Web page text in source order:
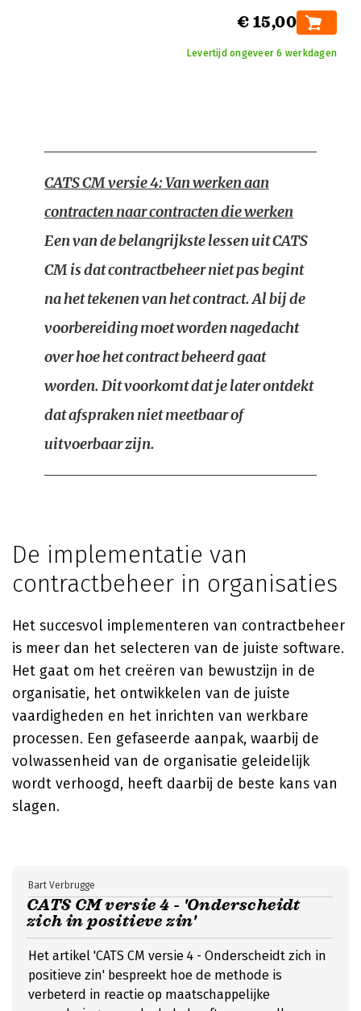
€ 15,00
Levertijd ongeveer 6 werkdagen
CATS CM versie 4: Van werken aan
contracten naar contracten die werken
Een van de belangrijkste lessen uit CATS
CM is dat contractbeheer niet pas begint
na het tekenen van het contract. Al bij de
voorbereiding moet worden nagedacht
over hoe het contract beheerd gaat
worden. Dit voorkomt dat je later ontdekt
dat afspraken niet meetbaar of
uitvoerbaar zijn.
De implementatie van
contractbeheer in organisaties
Het succesvol implementeren van contractbeheer
is meer dan het selecteren van de juiste software.
Het gaat om het creëren van bewustzijn in de
organisatie, het ontwikkelen van de juiste
vaardigheden en het inrichten van werkbare
processen. Een gefaseerde aanpak, waarbij de
volwassenheid van de organisatie geleidelijk
wordt verhoogd, heeft daarbij de beste kans van
slagen.
CATS CM versie 4 - 'Onderscheidt
zich in positieve zin'
Bart Verbrugge
Het artikel 'CATS CM versie 4 - Onderscheidt zich in
positieve zin' bespreekt hoe de methode is
verbeterd in reactie op maatschappelijke